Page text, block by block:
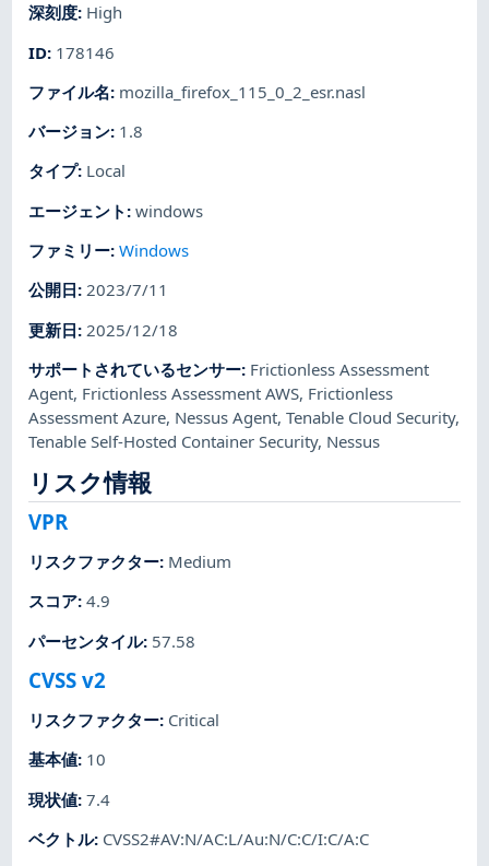
深刻度: High
ID: 178146
ファイル名: mozilla_firefox_115_0_2_esr.nasl
バージョン: 1.8
タイプ: Local
エージェント :windows
ファミリー:Windows
公開日:2023/7/11
更新日: 2025/12/18
サポートされているセンサー: Frictionless Assessment
Agent, Frictionless Assessment AWS, Frictionless
Assessment Azure, Nessus Agent,Tenable Cloud Security,
Tenable Self-Hosted Container Security, Nessus
リスク情報
VPR
リスクファクター: Medium
スコア:4.9
パーセンタイル: 57.58
CVSS v2
リスクファクター: Critical
基本値: 10
現状値:7.4
ベクトル: CVSS2#AV:N/AC:L/Au:N/C:C/I:C/A:C